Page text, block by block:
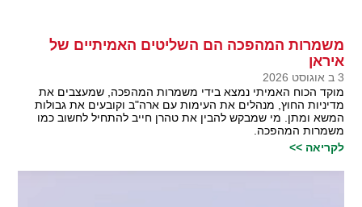
משמרות המהפכה הם השליטים האמיתיים של
איראן
3 ב אוגוסט 2026
מוקד הכוח האמיתי נמצא בידי משמרות המהפכה, שמעצבים את
מדיניות החוץ, מנהלים את העימות עם ארה"ב וקובעים את גבולות
המשא ומתן. מי שמבקש להבין את טהרן חייב להתחיל לחשוב כמו
משמרות המהפכה.
לקריאה >>